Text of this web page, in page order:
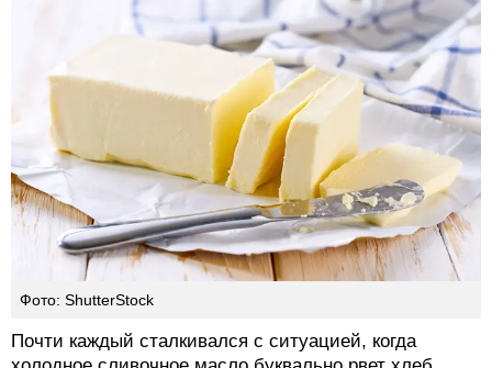
Фото: ShutterStock
Почти каждый сталкивался с ситуацией, когда